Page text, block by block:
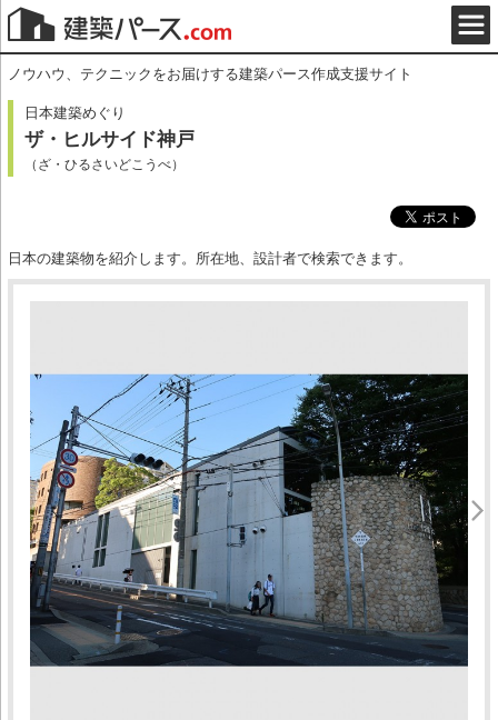
ノウハウ、テクニックをお届けする建築パース作成支援サイト
日本建築めぐり
ザ・ヒルサイド神戸
（ざ・ひるさいどこうべ）
日本の建築物を紹介します。所在地、設計者で検索できます。